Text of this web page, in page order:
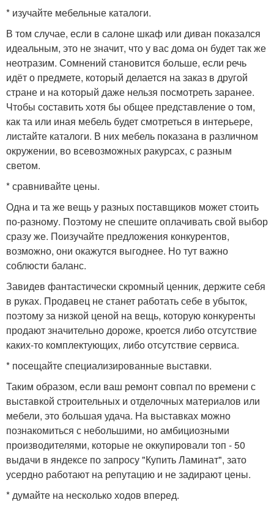
* изучайте мебельные каталоги.
В том случае, если в салоне шкаф или диван показался
идеальным, это не значит, что у вас дома он будет так же
неотразим. Сомнений становится больше, если речь
идёт о предмете, который делается на заказ в другой
стране и на который даже нельзя посмотреть заранее.
Чтобы составить хотя бы общее представление о том,
как та или иная мебель будет смотреться в интерьере,
листайте каталоги. В них мебель показана в различном
окружении, во всевозможных ракурсах, с разным
светом.
* сравнивайте цены.
Одна и та же вещь у разных поставщиков может стоить
по-разному. Поэтому не спешите оплачивать свой выбор
сразу же. Поизучайте предложения конкурентов,
возможно, они окажутся выгоднее. Но тут важно
соблюсти баланс.
Завидев фантастически скромный ценник, держите себя
в руках. Продавец не станет работать себе в убыток,
поэтому за низкой ценой на вещь, которую конкуренты
продают значительно дороже, кроется либо отсутствие
каких-то комплектующих, либо отсутствие сервиса.
* посещайте специализированные выставки.
Таким образом, если ваш ремонт совпал по времени с
выставкой строительных и отделочных материалов или
мебели, это большая удача. На выставках можно
познакомиться с небольшими, но амбициозными
производителями, которые не оккупировали топ - 50
выдачи в яндексе по запросу "Купить Ламинат", зато
усердно работают на репутацию и не задирают цены.
* думайте на несколько ходов вперед.